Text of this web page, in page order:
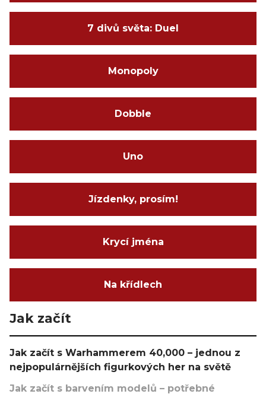
7 divů světa: Duel
Monopoly
Dobble
Uno
Jízdenky, prosím!
Krycí jména
Na křídlech
Jak začít
Jak začít s Warhammerem 40,000 – jednou z
nejpopulárnějších figurkových her na světě
Jak začít s barvením modelů – potřebné